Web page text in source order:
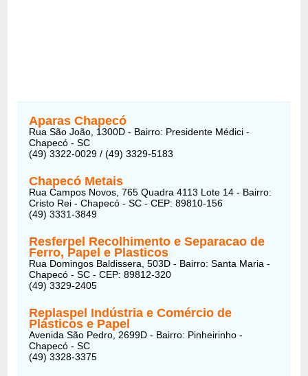
Aparas Chapecó
Rua São João, 1300D - Bairro: Presidente Médici -
Chapecó - SC
(49) 3322-0029 / (49) 3329-5183
Chapecó Metais
Rua Campos Novos, 765 Quadra 4113 Lote 14 - Bairro:
Cristo Rei - Chapecó - SC - CEP: 89810-156
(49) 3331-3849
Resferpel Recolhimento e Separacao de
Ferro, Papel e Plasticos
Rua Domingos Baldissera, 503D - Bairro: Santa Maria -
Chapecó - SC - CEP: 89812-320
(49) 3329-2405
Replaspel Indústria e Comércio de
Plásticos e Papel
Avenida São Pedro, 2699D - Bairro: Pinheirinho -
Chapecó - SC
(49) 3328-3375